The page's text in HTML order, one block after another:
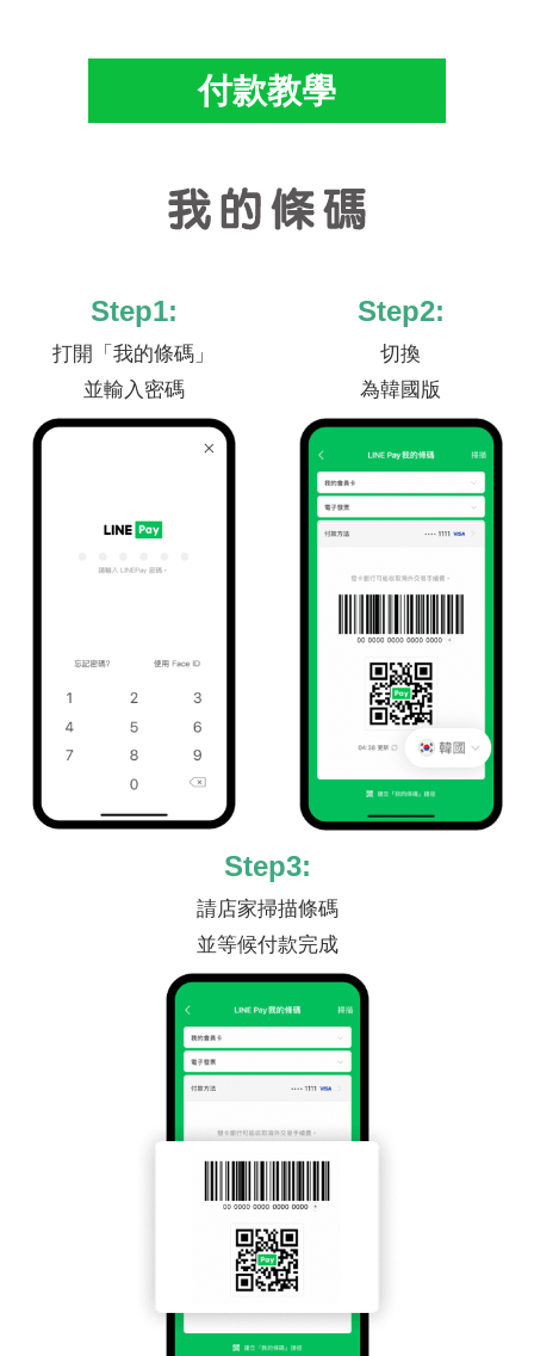
付款教學
Step1:
打開「我的條碼」
並輸入密碼
Step2:
切換
為韓國版
Step3:
請店家掃描條碼
並等候付款完成